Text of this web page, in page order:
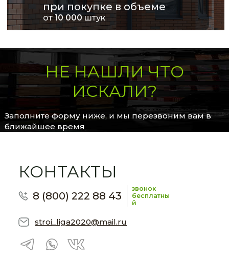
при покупке в объеме
от 10 000штук
НЕ НАШЛИ ЧТО
ИСКАЛИ?
Заполните форму ниже, и мы перезвоним вам в
ближайшее время
КОНТАКТЫ
8 (800) 222 88 43
звонок
бесплатны
й
stroi_liga2020@mail.ru